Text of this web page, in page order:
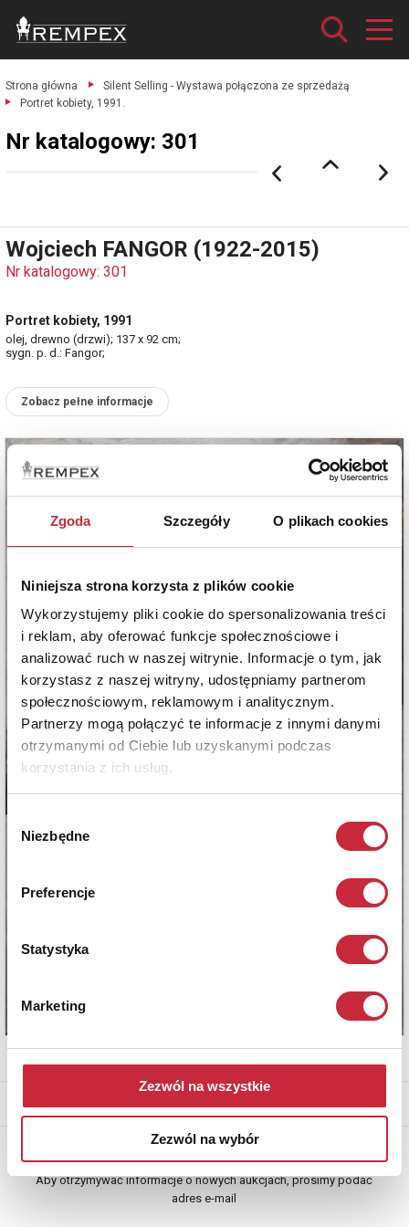
Zgoda Szczegóły O plikach cookies
Niniejsza strona korzysta z plików cookie
Wykorzystujemy pliki cookie do spersonalizowania treści
i reklam, aby oferować funkcje społecznościowe i
analizować ruch w naszej witrynie. Informacje o tym, jak
korzystasz z naszej witryny, udostępniamy partnerom
społecznościowym, reklamowym i analitycznym.
Partnerzy mogą połączyć te informacje z innymi danymi
otrzymanymi od Ciebie lub uzyskanymi podczas
korzystania z ich usług.
Wybór
zgody
Niezbędne
Preferencje
Statystyka
Marketing
Zezwól na wszystkie
Zezwól na wybór
Strona główna
Silent Selling - Wystawa połączona ze sprzedażą
Portret kobiety, 1991.
Nr katalogowy: 301
Wojciech FANGOR (1922-2015)
Nr katalogowy: 301
Portret kobiety, 1991
olej, drewno (drzwi); 137 x 92 cm;
sygn. p. d.: Fangor;
Zobacz pełne informacje
* - podlega opłacie DdS (patrz regulamin)
Newsletter
Aby otrzymywać informacje o nowych aukcjach, prosimy podać
adres e-mail